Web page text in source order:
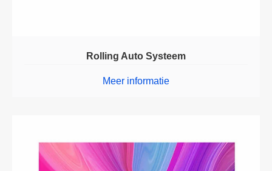
Rolling Auto Systeem
Meer informatie